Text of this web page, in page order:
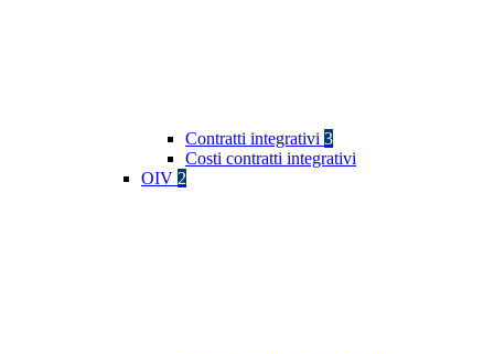
Contratti integrativi 3
Costi contratti integrativi
OIV 2